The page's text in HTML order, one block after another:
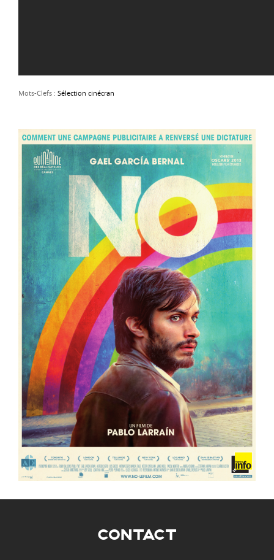
Mots-Clefs : Sélection cinécran
CONTACT